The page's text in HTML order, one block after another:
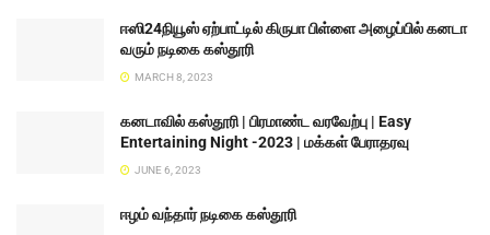
ஈஸி24நியூஸ் ஏற்பாட்டில் கிருபா பிள்ளை அழைப்பில் கனடா
வரும் நடிகை கஸ்தூரி
MARCH 8, 2023
கனடாவில் கஸ்தூரி | பிரமாண்ட வரவேற்பு | Easy
Entertaining Night -2023 | மக்கள் பேராதரவு
JUNE 6, 2023
ஈழம் வந்தார் நடிகை கஸ்தூரி